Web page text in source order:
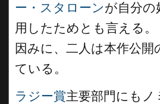
ー・スタローンが自分の
用したためとも言える。
因みに、二人は本作公開
ている。
ラジー賞主要部門にも